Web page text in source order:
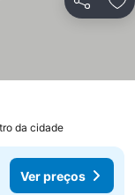
Partilhar
da cidade
Ver preços